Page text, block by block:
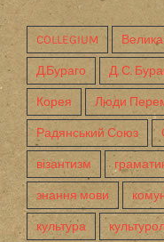
COLLEGIUM Велика
Д.Бураго Д. С.
Корея Люди
Радянський Союз
візантизм
знання мови
культура